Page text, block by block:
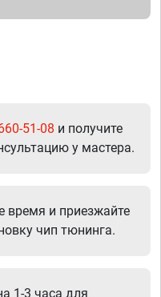
51-08 и получите
у мастера.
время и приезжайте
чип тюнинга.
1-3 часа для